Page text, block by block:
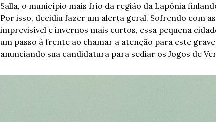
Salla, o município mais frio da região da Lapônia
Por isso, decidiu fazer um alerta geral. Sofrendo com
imprevisível e invernos mais curtos, essa pequena
um passo à frente ao chamar a atenção para este
anunciando sua candidatura para sediar os Jogos de